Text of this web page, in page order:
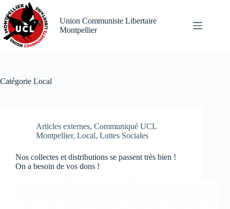
Passer
au
contenu
Union Communiste Libertaire
Montpellier
Catégorie Local
Articles externes, Communiqué UCL
Montpellier, Local, Luttes Sociales
Nos collectes et distributions se passent très bien !
On a besoin de vos dons !